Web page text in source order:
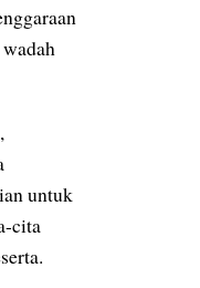
untuk
cita